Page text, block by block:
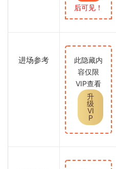
后可见！
进场参考
此隐藏内
容仅限
VIP查看
升
级
VI
P